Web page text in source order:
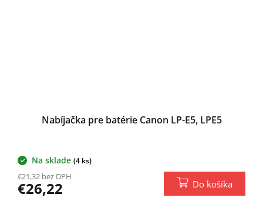
Nabíjačka pre batérie Canon LP-E5, LPE5
Na sklade (4 ks)
€21,32 bez DPH
€26,22 Do košíka